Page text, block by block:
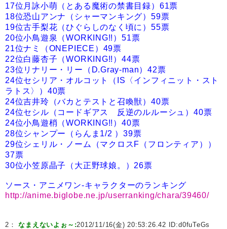
17位月詠小萌（とある魔術の禁書目録）61票
18位恐山アンナ（シャーマンキング）59票
19位古手梨花（ひぐらしのなく頃に）55票
20位小鳥遊泉（WORKING!!）51票
21位ナミ（ONEPIECE）49票
22位白藤杏子（WORKING!!）44票
23位リナリー・リー（D.Gray-man）42票
24位セシリア・オルコット（IS〈インフィニット・スト
ラトス〉）40票
24位吉井玲（バカとテストと召喚獣）40票
24位セシル（コードギアス 反逆のルルーシュ）40票
24位小鳥遊梢（WORKING!!）40票
28位シャンプー（らんま1/2 ）39票
29位シェリル・ノーム（マクロスF（フロンティア））
37票
30位小笠原晶子（大正野球娘。）26票
ソース・アニメワン-キャラクターのランキング
http://anime.biglobe.ne.jp/userranking/chara/39460/
2：なまえないよぉ～:2012/11/16(金) 20:53:26.42 ID:d0fuTeGs